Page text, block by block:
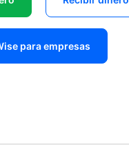
para empresas